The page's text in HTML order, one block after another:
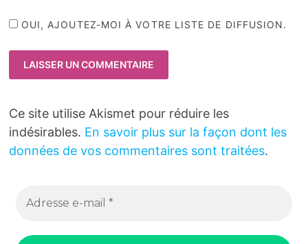
OUI, AJOUTEZ-MOI À VOTRE LISTE DE DIFFUSION.
Ce site utilise Akismet pour réduire les
indésirables. En savoir plus sur la façon dont les
données de vos commentaires sont traitées.